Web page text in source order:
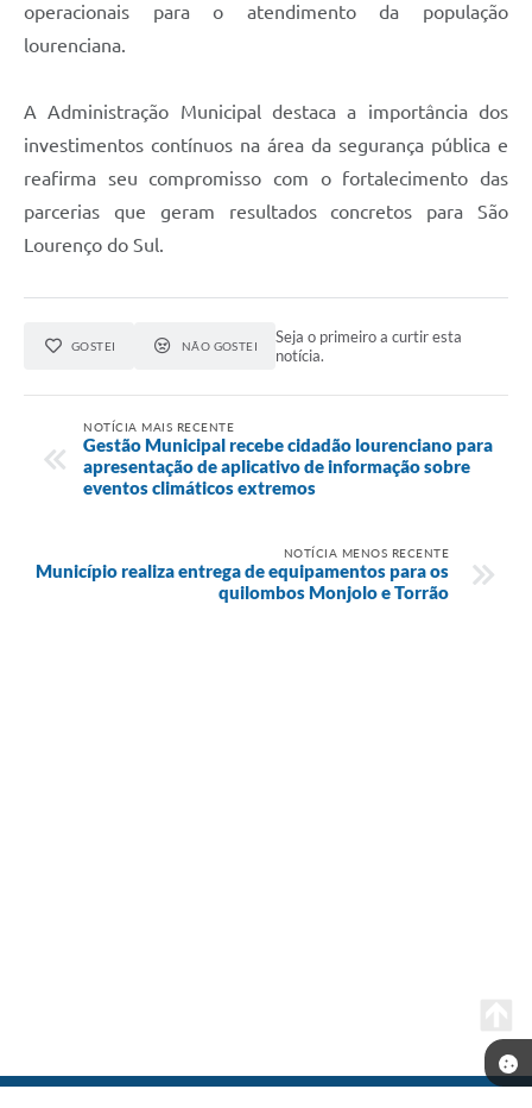
operacionais para o atendimento da população
lourenciana.
A Administração Municipal destaca a importância dos
investimentos contínuos na área da segurança pública e
reafirma seu compromisso com o fortalecimento das
parcerias que geram resultados concretos para São
Lourenço do Sul.
GOSTEI NÃO GOSTEI
Seja o primeiro a curtir esta
notícia.
NOTÍCIA MAIS RECENTE
Gestão Municipal recebe cidadão lourenciano para
apresentação de aplicativo de informação sobre
eventos climáticos extremos
NOTÍCIA MENOS RECENTE
Município realiza entrega de equipamentos para os
quilombos Monjolo e Torrão